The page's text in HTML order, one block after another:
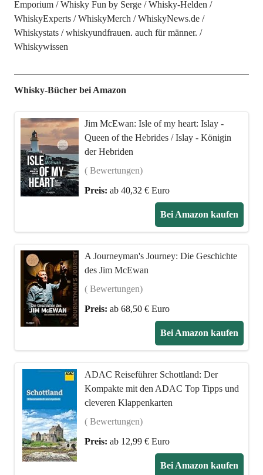
Emporium
Whisky Fun by Serge
Whisky-Helden
WhiskyExperts
WhiskyMerch
WhiskyNews.de
Whiskystats
whiskyundfrauen. auch für männer.
Whiskywissen
Whisky-Bücher bei Amazon
Jim McEwan: Isle of my heart: Islay -
Queen of the Hebrides / Islay - Königin
der Hebriden
( Bewertungen)
Preis: ab 40,32 € Euro
Bei Amazon kaufen
A Journeyman's Journey: Die Geschichte
des Jim McEwan
( Bewertungen)
Preis: ab 68,50 € Euro
Bei Amazon kaufen
ADAC Reiseführer Schottland: Der
Kompakte mit den ADAC Top Tipps und
cleveren Klappenkarten
( Bewertungen)
Preis: ab 12,99 € Euro
Bei Amazon kaufen